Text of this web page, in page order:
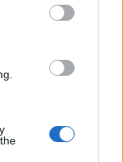
"THE SLYER"
kommentarer
"Årets